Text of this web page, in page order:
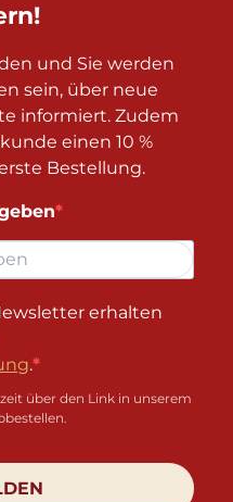
und Sie werden
sein, über neue
informiert. Zudem
einen 10 %
Bestellung.
erhalten
.
über den Link in unserem